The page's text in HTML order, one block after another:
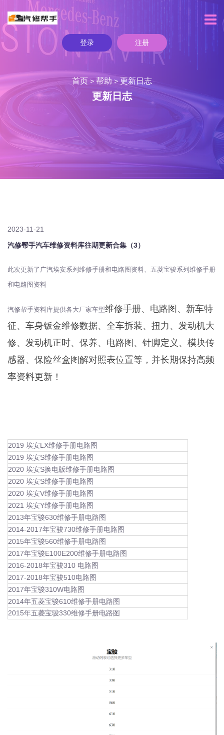
登录 注册
首页 > 帮助>更新日志
更新日志
2023-11-21
汽修帮手汽车维修资料库往期更新合集（3）
此次更新了广汽埃安系列维修手册和电路图资料、五菱宝骏系列维修手册
和电路图资料
汽修帮手资料库提供各大厂家车型维修手册、电路图、新车特
征、车身钣金维修数据、全车拆装、扭力、发动机大
修、发动机正时、保养、电路图、针脚定义、模块传
感器、保险丝盒图解对照表位置等，并长期保持高频
率资料更新！
2019 埃安LX维修手册电路图
2019 埃安S维修手册电路图
2020 埃安S换电版维修手册电路图
2020 埃安S维修手册电路图
2020 埃安V维修手册电路图
2021 埃安Y维修手册电路图
2013年宝骏630维修手册电路图
2014-2017年宝骏730维修手册电路图
2015年宝骏560维修手册电路图
2017年宝骏E100E200维修手册电路图
2016-2018年宝骏310 电路图
2017-2018年宝骏510电路图
2017年宝骏310W电路图
2014年五菱宝骏610维修手册电路图
2015年五菱宝骏330维修手册电路图